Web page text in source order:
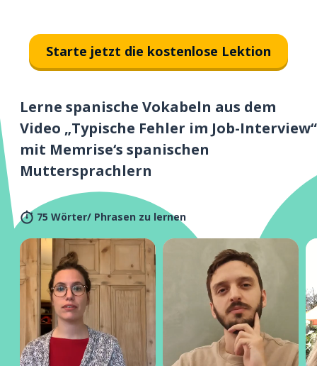
Starte jetzt die kostenlose Lektion
Lerne spanische Vokabeln aus dem
Video „Typische Fehler im Job-Interview“
mit Memrise‘s spanischen
Muttersprachlern
75 Wörter/ Phrasen zu lernen